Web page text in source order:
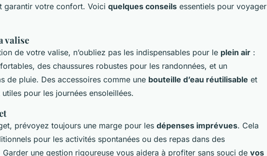
garantir votre confort. Voici quelques conseils essentiels pour voyager
valise
de votre valise, n’oubliez pas les indispensables pour le plein air :
des chaussures robustes pour les randonnées, et un
de pluie. Des accessoires comme une bouteille d’eau réutilisable et
pour les journées ensoleillées.
prévoyez toujours une marge pour les dépenses imprévues. Cela
pour les activités spontanées ou des repas dans des
Garder une gestion rigoureuse vous aidera à profiter sans souci de vos